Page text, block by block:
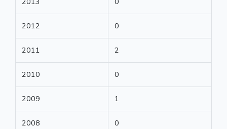
2012 0
2011 2
2010 0
2009 1
2008 0